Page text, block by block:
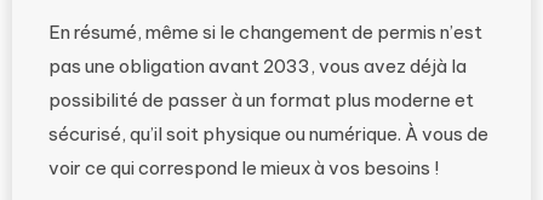
En résumé, même si le changement de permis n’est
pas une obligation avant 2033, vous avez déjà la
possibilité de passer à un format plus moderne et
sécurisé, qu’il soit physique ou numérique. À vous de
voir ce qui correspond le mieux à vos besoins !